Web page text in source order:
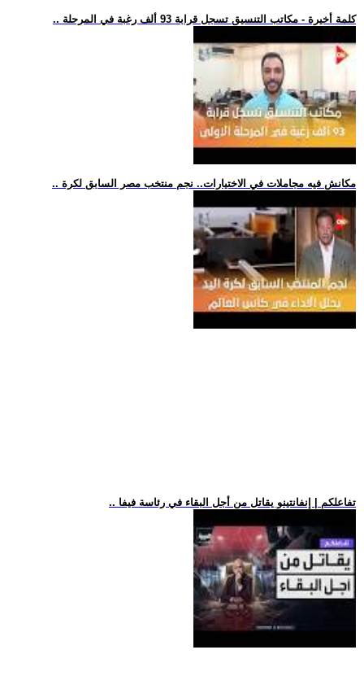
.. كلمة أخيرة - مكاتب التنسيق تسجل قرابة 93 ألف رغبة في المرحلة
.. مكانش فيه مجاملات في الاختيارات.. نجم منتخب مصر السابق لكرة
.. تفاعلكم | إنفانتينو يقاتل من أجل البقاء في رئاسة فيفا